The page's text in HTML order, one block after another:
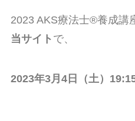
2023 AKS療法士®︎養成講
当サイト で、
2023年3月4日（土）